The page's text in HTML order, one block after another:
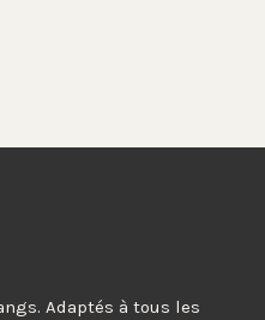
Adaptés à tous les